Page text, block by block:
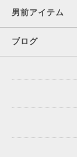
男前アイテム
ブログ